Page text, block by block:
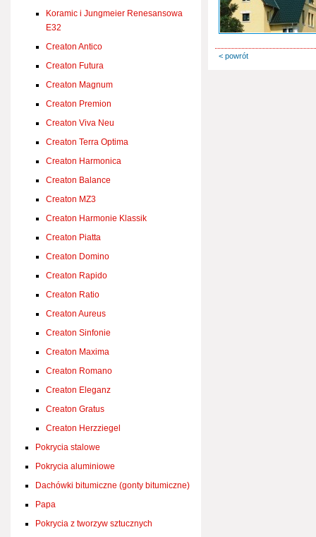
Koramic i Jungmeier Renesansowa
E32
Creaton Antico
Creaton Futura
Creaton Magnum
Creaton Premion
Creaton Viva Neu
Creaton Terra Optima
Creaton Harmonica
Creaton Balance
Creaton MZ3
Creaton Harmonie Klassik
Creaton Piatta
Creaton Domino
Creaton Rapido
Creaton Ratio
Creaton Aureus
Creaton Sinfonie
Creaton Maxima
Creaton Romano
Creaton Eleganz
Creaton Gratus
Creaton Herzziegel
Pokrycia stalowe
Pokrycia aluminiowe
Dachówki bitumiczne (gonty bitumiczne)
Papa
Pokrycia z tworzyw sztucznych
< powrót